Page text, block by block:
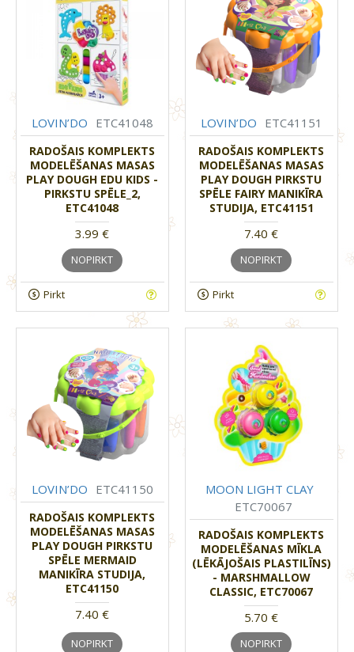
LOVIN’DO ETC41048
RADOŠAIS KOMPLEKTS
MODELĒŠANAS MASAS
PLAY DOUGH EDU KIDS -
PIRKSTU SPĒLE_2,
ETC41048
3.99 €
NOPIRKT
Pirkt
LOVIN’DO ETC41151
RADOŠAIS KOMPLEKTS
MODELĒŠANAS MASAS
PLAY DOUGH PIRKSTU
SPĒLE FAIRY MANIKĪRA
STUDIJA, ETC41151
7.40 €
NOPIRKT
Pirkt
LOVIN’DO ETC41150
RADOŠAIS KOMPLEKTS
MODELĒŠANAS MASAS
PLAY DOUGH PIRKSTU
SPĒLE MERMAID
MANIKĪRA STUDIJA,
ETC41150
7.40 €
NOPIRKT
MOON LIGHT CLAY
ETC70067
RADOŠAIS KOMPLEKTS
MODELĒŠANAS MĪKLA
(LĒKĀJOŠAIS PLASTILĪNS)
- MARSHMALLOW
CLASSIC, ETC70067
5.70 €
NOPIRKT